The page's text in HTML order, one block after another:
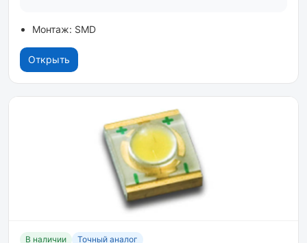
Монтаж: SMD
Открыть
В наличии Точный аналог